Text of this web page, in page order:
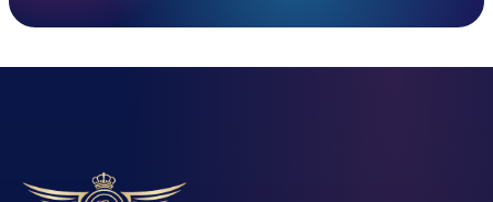
Direct persoonlijk contact, geen ticketsysteem
Vertel ons over je project